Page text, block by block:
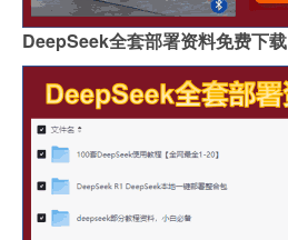
DeepSeek全套部署资料免费下载